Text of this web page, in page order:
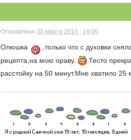
Отправлено30 марта 2010 - 19:00
Олюшка ,только что с духовки
рецепта,на мою ораву.
Тесто
расстойку на 50 минут.Мне хватило